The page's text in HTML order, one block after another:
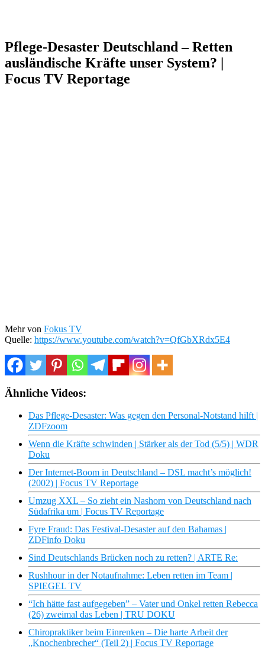
Pflege-Desaster Deutschland – Retten
ausländische Kräfte unser System? |
Focus TV Reportage
Mehr von Fokus TV
Quelle: https://www.youtube.com/watch?v=QfGbXRdx5E4
Ähnliche Videos:
Das Pflege-Desaster: Was gegen den Personal-Notstand hilft |
ZDFzoom
Wenn die Kräfte schwinden | Stärker als der Tod (5/5) | WDR
Doku
Der Internet-Boom in Deutschland – DSL macht’s möglich!
(2002) | Focus TV Reportage
Umzug XXL – So zieht ein Nashorn von Deutschland nach
Südafrika um | Focus TV Reportage
Fyre Fraud: Das Festival-Desaster auf den Bahamas |
ZDFinfo Doku
Sind Deutschlands Brücken noch zu retten? | ARTE Re:
Rushhour in der Notaufnahme: Leben retten im Team |
SPIEGEL TV
“Ich hätte fast aufgegeben” – Vater und Onkel retten Rebecca
(26) zweimal das Leben | TRU DOKU
Chiropraktiker beim Einrenken – Die harte Arbeit der
„Knochenbrecher“ (Teil 2) | Focus TV Reportage